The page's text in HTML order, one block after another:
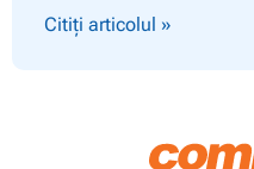
Citiți articolul »